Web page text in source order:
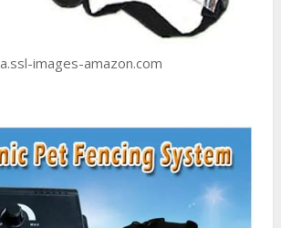
images-amazon.com